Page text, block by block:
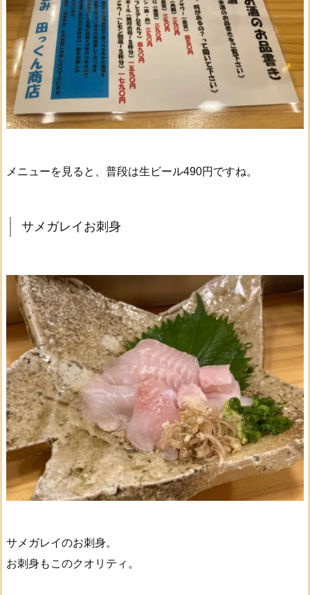
メニューを見ると、普段は生ビール490円ですね。
サメガレイお刺身
サメガレイのお刺身。
お刺身もこのクオリティ。